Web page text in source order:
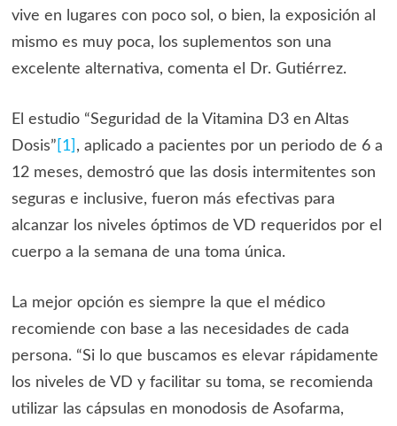
vive en lugares con poco sol, o bien, la exposición al
mismo es muy poca, los suplementos son una
excelente alternativa, comenta el Dr. Gutiérrez.
El estudio “Seguridad de la Vitamina D3 en Altas
Dosis” [1] , aplicado a pacientes por un periodo de 6 a
12 meses, demostró que las dosis intermitentes son
seguras e inclusive, fueron más efectivas para
alcanzar los niveles óptimos de VD requeridos por el
cuerpo a la semana de una toma única.
La mejor opción es siempre la que el médico
recomiende con base a las necesidades de cada
persona. “Si lo que buscamos es elevar rápidamente
los niveles de VD y facilitar su toma, se recomienda
utilizar las cápsulas en monodosis de Asofarma,